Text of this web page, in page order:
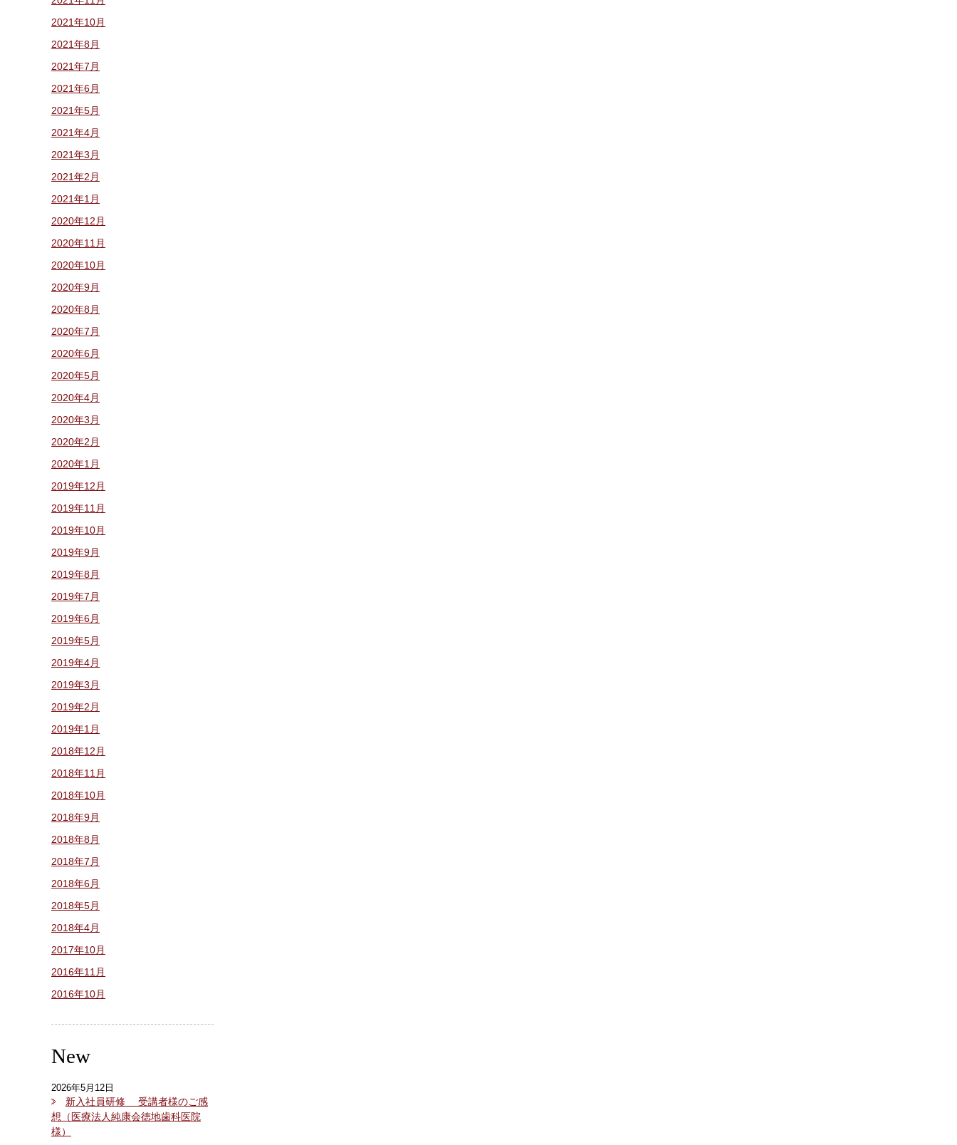
2021年10月
2021年8月
2021年7月
2021年6月
2021年5月
2021年4月
2021年3月
2021年2月
2021年1月
2020年12月
2020年11月
2020年10月
2020年9月
2020年8月
2020年7月
2020年6月
2020年5月
2020年4月
2020年3月
2020年2月
2020年1月
2019年12月
2019年11月
2019年10月
2019年9月
2019年8月
2019年7月
2019年6月
2019年5月
2019年4月
2019年3月
2019年2月
2019年1月
2018年12月
2018年11月
2018年10月
2018年9月
2018年8月
2018年7月
2018年6月
2018年5月
2018年4月
2017年10月
2016年11月
2016年10月
New
2026年5月12日
新入社員研修 受講者様のご感
想（医療法人純康会徳地歯科医院
様）